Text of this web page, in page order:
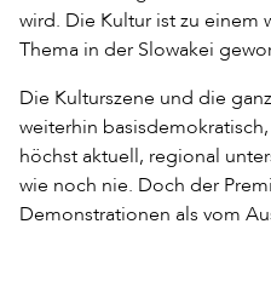
wird. Die Kultur ist zu einem
Thema in der Slowakei
Die Kulturszene und die
weiterhin
höchst aktuell, regional
wie noch nie. Doch der
Demonstrationen als vom